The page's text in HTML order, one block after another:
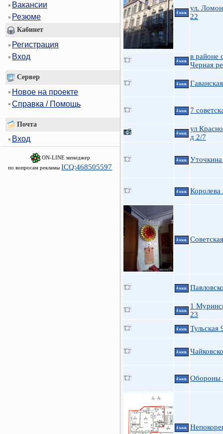
Вакансии
Резюме
Кабинет
Регистрация
Вход
Сервер
Новое на проекте
Справка / Помощь
Почта
Вход
ON-LINE менеджер
по вопросам рекламы ICQ:468505597
4 ккв.
ул.
22
4 ккв.
в районе
Черная
4 ккв.
4 ккв. 7
4 ккв.
ул
д 2/7
4 ккв.
4 ккв. Королева
4 ккв.
4 ккв.
4 ккв.
1
23
4 ккв. Тульская
4 ккв.
4 ккв. Обороны
4 ккв.